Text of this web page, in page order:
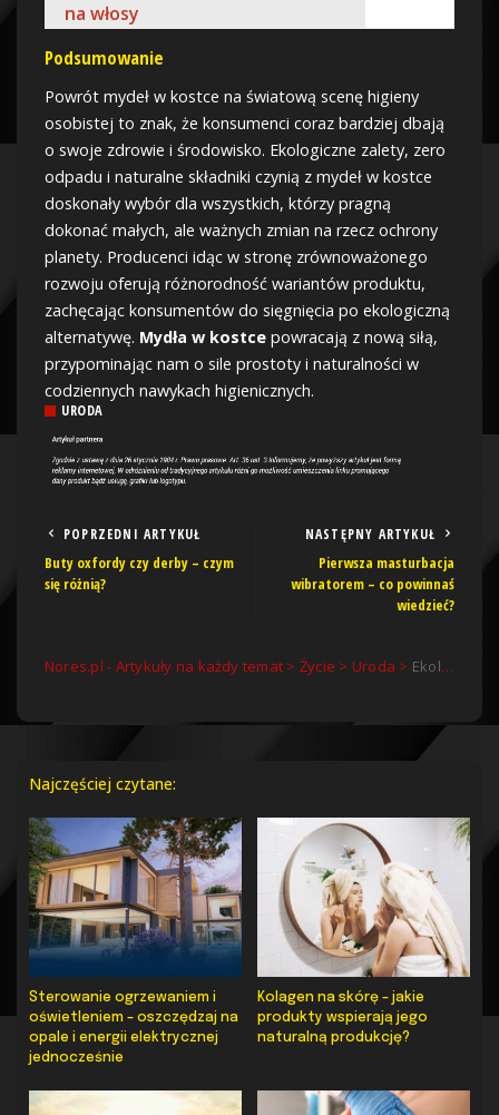
na włosy
Podsumowanie
Powrót mydeł w kostce na światową scenę higieny
osobistej to znak, że konsumenci coraz bardziej dbają
o swoje zdrowie i środowisko. Ekologiczne zalety, zero
odpadu i naturalne składniki czynią z mydeł w kostce
doskonały wybór dla wszystkich, którzy pragną
dokonać małych, ale ważnych zmian na rzecz ochrony
planety. Producenci idąc w stronę zrównoważonego
rozwoju oferują różnorodność wariantów produktu,
zachęcając konsumentów do sięgnięcia po ekologiczną
alternatywę. Mydła w kostce powracają z nową siłą,
przypominając nam o sile prostoty i naturalności w
codziennych nawykach higienicznych.
URODA
POPRZEDNI ARTYKUŁ
Buty oxfordy czy derby – czym
się różnią?
NASTĘPNY ARTYKUŁ
Pierwsza masturbacja
wibratorem – co powinnaś
wiedzieć?
Nores.pl - Artykuły na każdy temat > Życie > Uroda > Ekologiczny trend na świecie higieny: Mydła w kostce powracają z nową siłą
Najczęściej czytane:
Sterowanie ogrzewaniem i
oświetleniem – oszczędzaj na
opale i energii elektrycznej
jednocześnie
Kolagen na skórę – jakie
produkty wspierają jego
naturalną produkcję?